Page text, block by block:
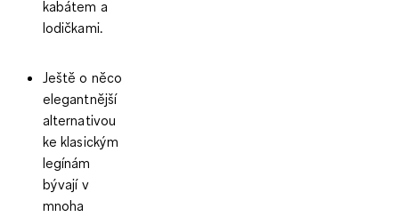
kabátem a
lodičkami.
Ještě o něco
elegantnější
alternativou
ke klasickým
legínám
bývají v
mnoha